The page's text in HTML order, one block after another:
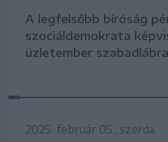
A legfelsőbb bíróság
szociáldemokrata
üzletember szabadlábra
2025. február 05., szerda